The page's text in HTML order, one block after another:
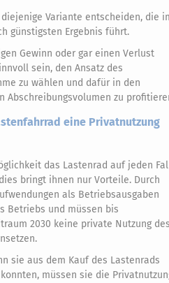
Variante entscheiden, die
günstigsten Ergebnis führt.
Gewinn oder gar einen Verlust
sein, den Ansatz des
zu wählen und dafür in den
Abschreibungsvolumen zu
eine Privatnutzung
das Lastenrad auf jeden
bringt ihnen nur Vorteile. Durch
als Betriebsausgaben
Betriebs und müssen bis
2030 keine private Nutzung
sie aus dem Kauf des Lastenrads
müssen sie die